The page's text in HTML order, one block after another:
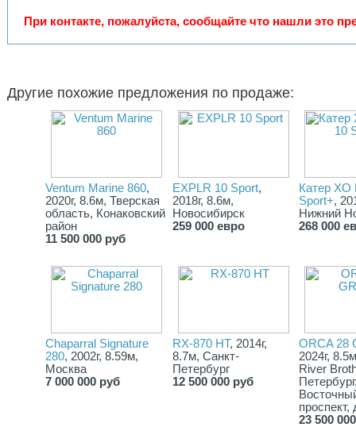
При контакте, пожалуйста, сообщайте что нашли это
Другие похожие предложения по продаже:
Ventum Marine 860,
2020г, 8.6м, Тверская
область, Конаковский
район
11 500 000 руб
EXPLR 10 Sport,
2018г, 8.6м,
Новосибирск
259 000 евро
Катер XO
Sport+,
Нижний
268 000
Chaparral Signature
280, 2002г, 8.59м,
Москва
7 000 000 руб
RX-870 HT, 2014г,
8.7м, Санкт-
Петербург
12 500 000 руб
ORCA 28
2024г,
River
проспект,
23 500